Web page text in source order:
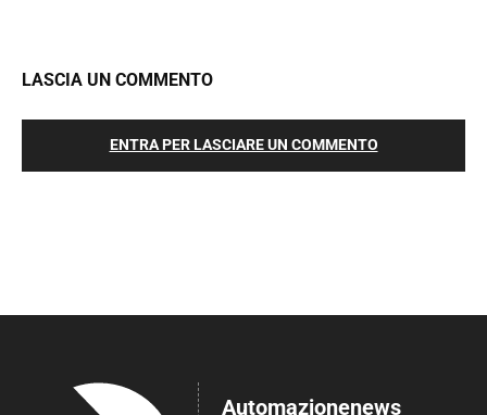
LASCIA UN COMMENTO
ENTRA PER LASCIARE UN COMMENTO
Automazionenews